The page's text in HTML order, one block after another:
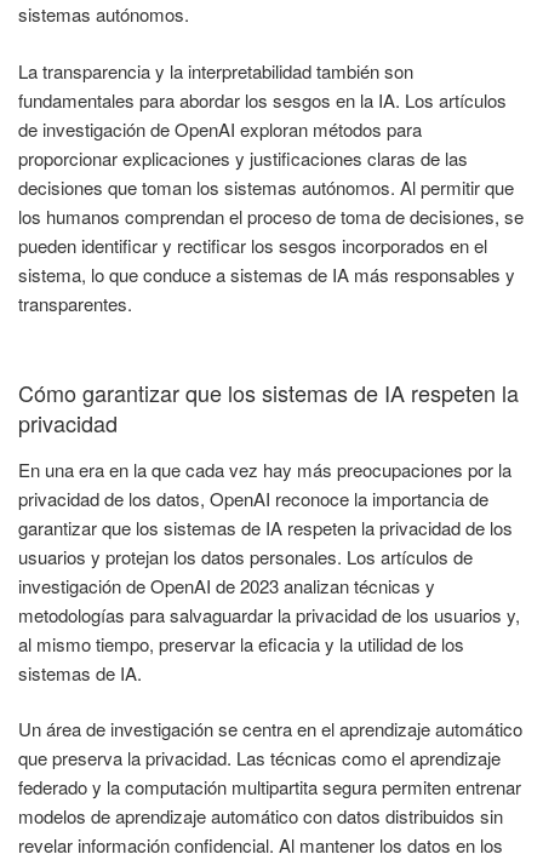
sistemas autónomos.
La transparencia y la interpretabilidad también son
fundamentales para abordar los sesgos en la IA. Los artículos
de investigación de OpenAI exploran métodos para
proporcionar explicaciones y justificaciones claras de las
decisiones que toman los sistemas autónomos. Al permitir que
los humanos comprendan el proceso de toma de decisiones, se
pueden identificar y rectificar los sesgos incorporados en el
sistema, lo que conduce a sistemas de IA más responsables y
transparentes.
Cómo garantizar que los sistemas de IA respeten la
privacidad
En una era en la que cada vez hay más preocupaciones por la
privacidad de los datos, OpenAI reconoce la importancia de
garantizar que los sistemas de IA respeten la privacidad de los
usuarios y protejan los datos personales. Los artículos de
investigación de OpenAI de 2023 analizan técnicas y
metodologías para salvaguardar la privacidad de los usuarios y,
al mismo tiempo, preservar la eficacia y la utilidad de los
sistemas de IA.
Un área de investigación se centra en el aprendizaje automático
que preserva la privacidad. Las técnicas como el aprendizaje
federado y la computación multipartita segura permiten entrenar
modelos de aprendizaje automático con datos distribuidos sin
revelar información confidencial. Al mantener los datos en los